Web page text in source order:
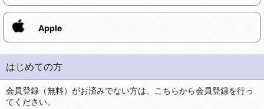
Apple
はじめての方
会員登録（無料）がお済みでない方は、こちらから会員登録を行っ
てください。